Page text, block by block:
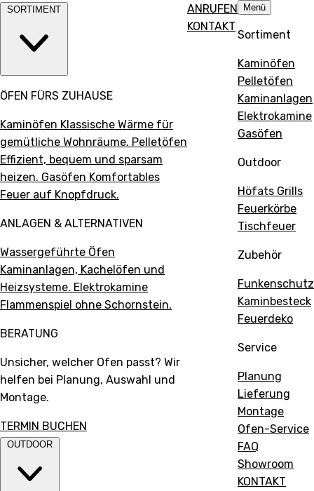
Direkt
Inhalt
SORTIMENT
ÖFEN FÜRS ZUHAUSE
Kaminöfen Klassische Wärme für
gemütliche Wohnräume. Pelletöfen
Effizient, bequem und sparsam
heizen. Gasöfen Komfortables
Feuer auf Knopfdruck.
ANLAGEN & ALTERNATIVEN
Wassergeführte Öfen
Kaminanlagen, Kachelöfen und
Heizsysteme. Elektrokamine
Flammenspiel ohne Schornstein.
BERATUNG
Unsicher, welcher Ofen passt? Wir
helfen bei Planung, Auswahl und
Montage.
TERMIN BUCHEN
OUTDOOR
ANRUFEN
KONTAKT
Menü
Sortiment
Kaminöfen
Pelletöfen
Kaminanlagen
Elektrokamine
Gasöfen
Outdoor
Höfats Grills
Feuerkörbe
Tischfeuer
Zubehör
Funkenschutz
Kaminbesteck
Feuerdeko
Service
Planung
Lieferung
Montage
Ofen-Service
FAQ
Showroom
KONTAKT